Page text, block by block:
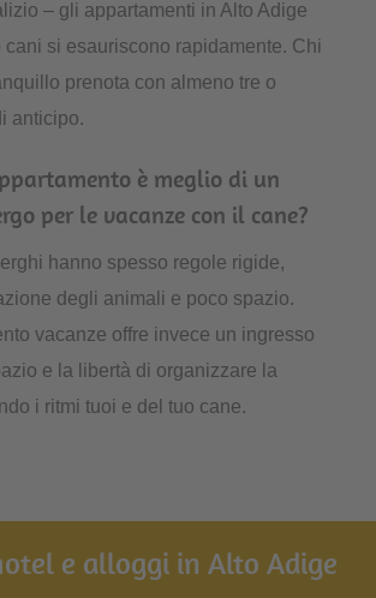
– gli appartamenti in Alto Adige
cani si esauriscono rapidamente. Chi
prenota con almeno tre o
anticipo.
è meglio di un
per le vacanze con il cane?
hanno spesso regole rigide,
degli animali e poco spazio.
vacanze offre invece un ingresso
e la libertà di organizzare la
i ritmi tuoi e del tuo cane.
e alloggi in Alto Adige